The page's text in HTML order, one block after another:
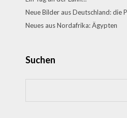
Neue Bilder aus Deutschland: die
Neues aus Nordafrika: Ägypten
Suchen